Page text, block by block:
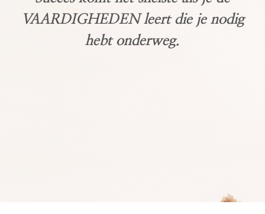
VAARDIGHEDEN leert die je nodig
hebt onderweg.